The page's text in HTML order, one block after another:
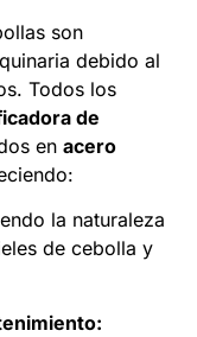
son
debido al
Todos los
de
en acero
la naturaleza
de cebolla y